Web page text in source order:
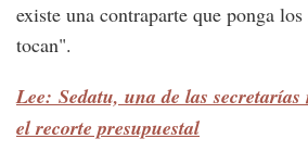
existe una contraparte que ponga
tocan".
Lee: Sedatu, una de las secretarías
el recorte presupuestal